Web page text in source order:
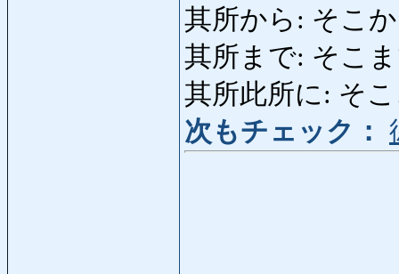
其所から: そこか
其所まで: そこま
其所此所に: そ
次もチェック：